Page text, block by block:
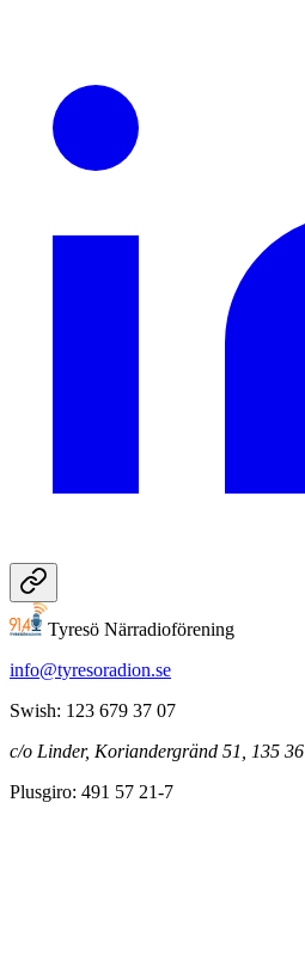
Tyresö Närradioförening
info@tyresoradion.se
Swish: 123 679 37 07
c/o Linder, Koriandergränd 51, 135 36
Plusgiro: 491 57 21-7